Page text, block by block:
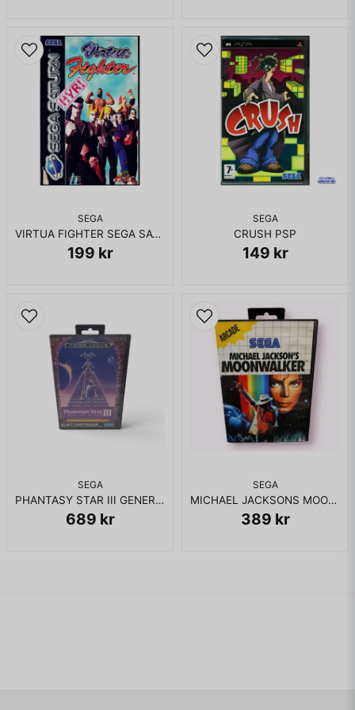
SEGA
VIRTUA FIGHTER SEGA SATURN RENTAL
199 kr
SEGA
CRUSH PSP
149 kr
SEGA
PHANTASY STAR III GENERATIONS OF DOOM MEGADRIVE
689 kr
SEGA
MICHAEL JACKSONS MOONWALKER MASTERSYSTEM
389 kr